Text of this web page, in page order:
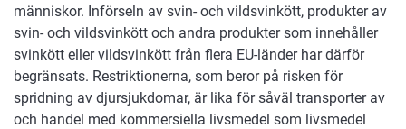
människor. Införseln av svin- och vildsvinkött, produkter av
svin- och vildsvinkött och andra produkter som innehåller
svinkött eller vildsvinkött från flera EU-länder har därför
begränsats. Restriktionerna, som beror på risken för
spridning av djursjukdomar, är lika för såväl transporter av
och handel med kommersiella livsmedel som livsmedel